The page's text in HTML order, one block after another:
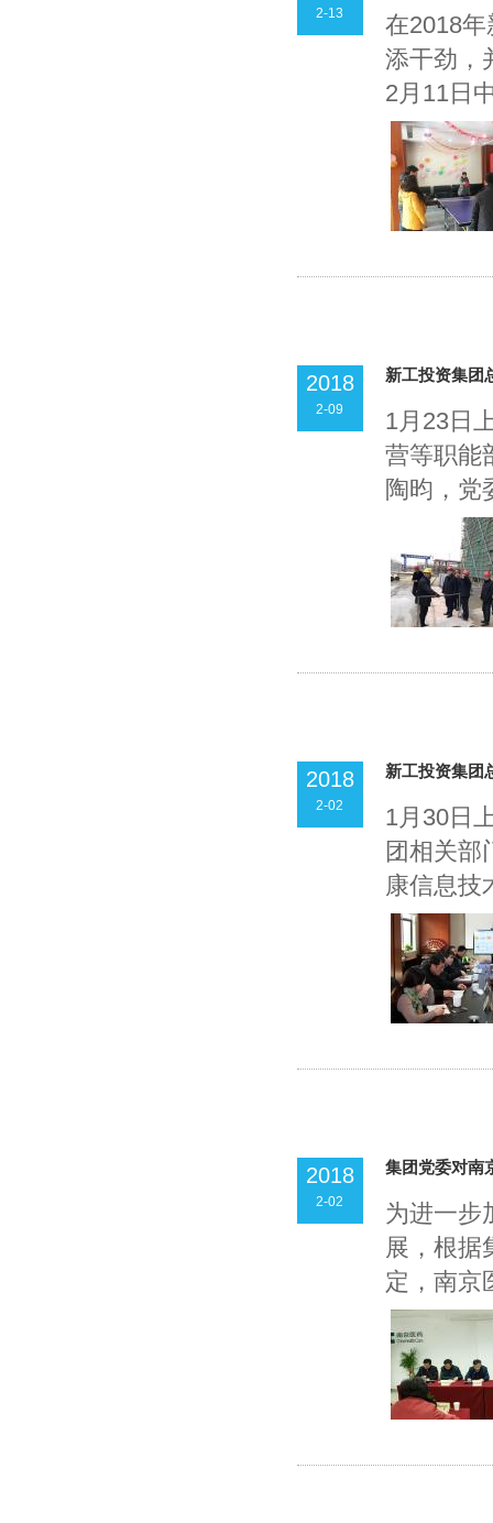
2-13
在2018
添干劲，
2月11日
2018
2-09
新工投资集团
1月23日
营等职能
陶昀，党
2018
2-02
新工投资集团
1月30日
团相关部
康信息技
2018
2-02
集团党委对南
为进一步
展，根据
定，南京